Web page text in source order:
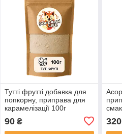
Тутті фрутті добавка для
попкорну, приправа для
карамелізації 100г
90₴ 320